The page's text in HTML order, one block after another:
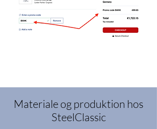
Materiale og produktion hos
SteelClassic